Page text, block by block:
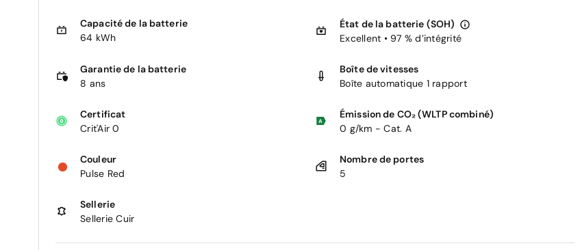
Capacité de la batterie
64 kWh
État de la batterie (SOH)
Excellent • 97 % d’intégrité
Garantie de la batterie
8 ans
Boîte de vitesses
Boîte automatique 1 rapport
Certificat
Crit'Air 0
Émission de CO₂ (WLTP combiné)
0 g/km - Cat. A
Couleur
Pulse Red
Nombre de portes
5
Sellerie
Sellerie Cuir